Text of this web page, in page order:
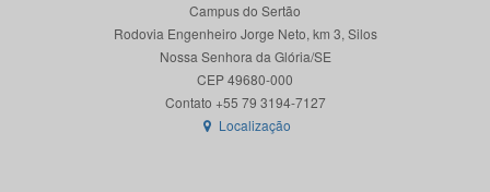
Campus do Sertão
Rodovia Engenheiro Jorge Neto, km 3, Silos
Nossa Senhora da Glória/SE
CEP 49680-000
Contato +55 79 3194-7127
Localização